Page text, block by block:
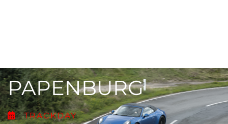
PAPENBURG
TRACKDAY